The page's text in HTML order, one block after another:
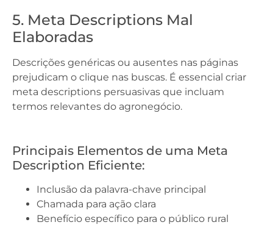
5. Meta Descriptions Mal
Elaboradas
Descrições genéricas ou ausentes nas páginas
prejudicam o clique nas buscas. É essencial criar
meta descriptions persuasivas que incluam
termos relevantes do agronegócio.
Principais Elementos de uma Meta
Description Eficiente:
Inclusão da palavra-chave principal
Chamada para ação clara
Benefício específico para o público rural